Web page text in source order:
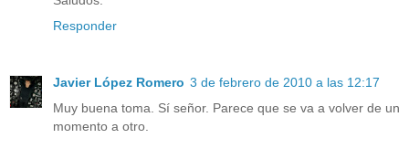
Responder
Javier López Romero 3 de febrero de 2010 a las 12:17
Muy buena toma. Sí señor. Parece que se va a volver de un
momento a otro.